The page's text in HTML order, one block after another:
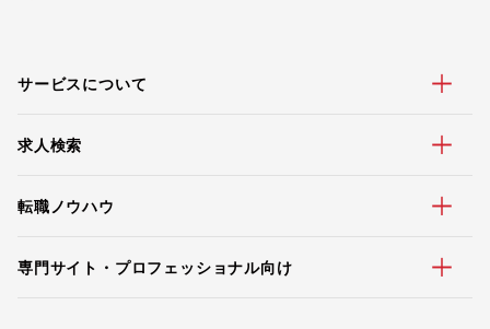
サービスについて
求人検索
転職ノウハウ
専門サイト・プロフェッショナル向け